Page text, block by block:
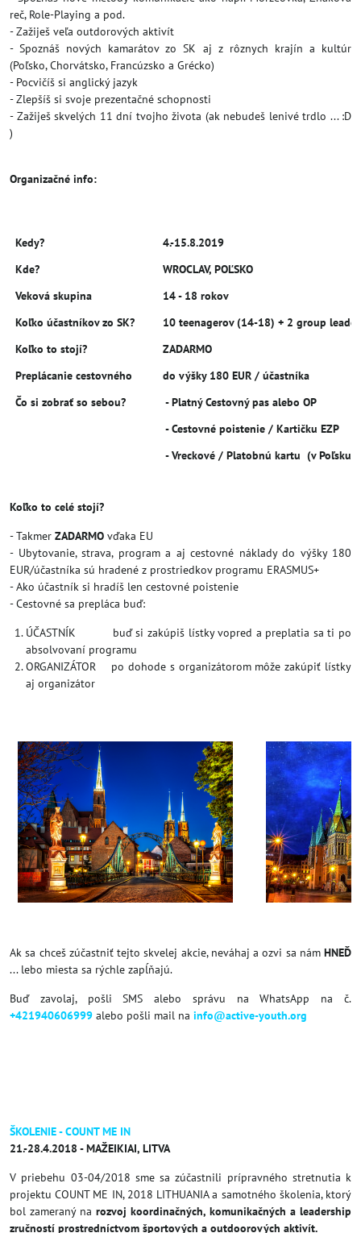
reč, Role-Playing a pod.
- Zažiješ veľa outdorových aktivít
- Spoznáš nových kamarátov zo SK aj z rôznych krajín a kultúr
(Poľsko, Chorvátsko, Francúzsko a Grécko)
- Pocvičíš si anglický jazyk
- Zlepšíš si svoje prezentačné schopnosti
- Zažiješ skvelých 11 dní tvojho života (ak nebudeš lenivé trdlo ... :D
)
Organizačné info:
Kedy?
4.-15.8.2019
Kde?
WROCLAV, POĽSKO
Veková skupina
14 - 18 rokov
Koľko účastníkov zo SK?
10 teenagerov (14-18) + 2 group
Koľko to stojí?
ZADARMO
Preplácanie cestovného
do výšky 180 EUR / účastníka
Čo si zobrať so sebou?
- Platný Cestovný pas alebo OP
- Cestovné poistenie / Kartičku EZP
- Vreckové / Platobnú kartu (v Poľsku
Koľko to celé stojí?
- Takmer ZADARMO vďaka EU
- Ubytovanie, strava, program a aj cestovné náklady do výšky 180
EUR/účastníka sú hradené z prostriedkov programu ERASMUS+
- Ako účastník si hradíš len cestovné poistenie
- Cestovné sa prepláca buď:
ÚČASTNÍK buď si zakúpiš lístky vopred a preplatia sa ti po
absolvovaní programu
ORGANIZÁTOR po dohode s organizátorom môže zakúpiť lístky
aj organizátor
Ak sa chceš zúčastniť tejto skvelej akcie, neváhaj a ozvi sa nám HNEĎ
... lebo miesta sa rýchle zapĺňajú.
Buď zavolaj, pošli SMS alebo správu na WhatsApp na č.
+421940606999 alebo pošli mail na info@active-youth.org
ŠKOLENIE - COUNT ME IN
21.-28.4.2018 - MAŽEIKIAI, LITVA
V priebehu 03-04/2018 sme sa zúčastnili prípravného stretnutia k
projektu COUNT ME IN, 2018 LITHUANIA a samotného školenia, ktorý
bol zameraný na rozvoj koordinačných, komunikačných a leadership
zručností prostredníctvom športových a outdoorových aktivít.